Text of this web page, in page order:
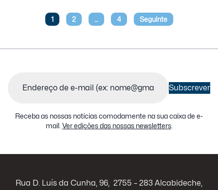
Paginação
dos
1 2 … 4 Seguinte
Subscrever
Receba as nossas notícias comodamente na sua caixa de e-
mail. Ver edições das nossas newsletters.
Rua D. Luís da Cunha, 96, 2755 – 283 Alcabideche,